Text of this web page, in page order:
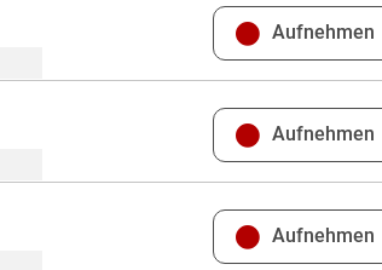
Aufnehmen
Aufnehmen
Aufnehmen